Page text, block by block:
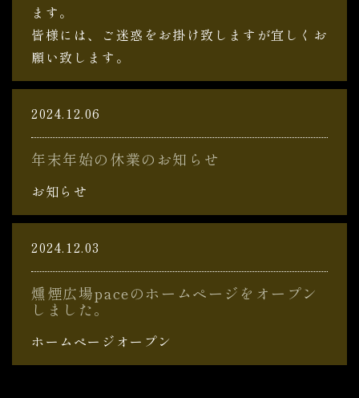
ます。
皆様には、ご迷惑をお掛け致しますが宜しくお
願い致します。
2024.12.06
年末年始の休業のお知らせ
お知らせ
2024.12.03
燻煙広場paceのホームページをオープン
しました。
ホームページオープン